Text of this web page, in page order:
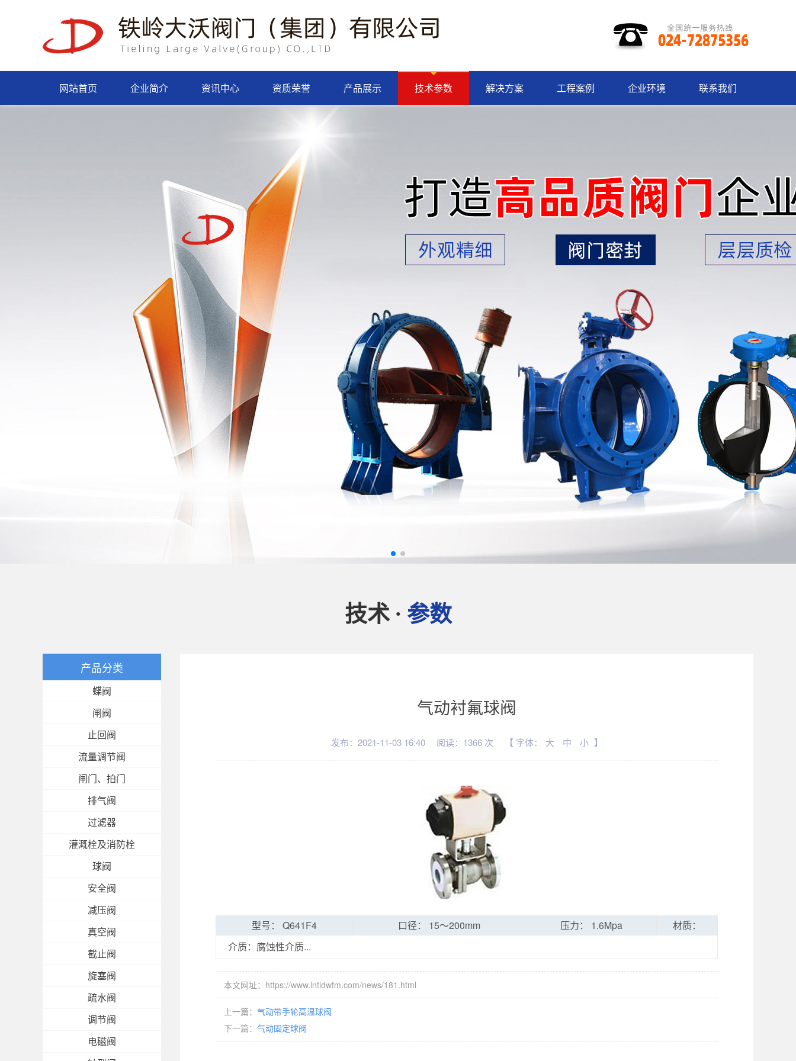
网站首页 企业简介 资讯中心 资质荣誉 产品展示 技术参数 解决方案 工程案例 企业环境 联系我们
技术 · 参数
产品分类
蝶阀
闸阀
止回阀
流量调节阀
闸门、拍门
排气阀
过滤器
灌溉栓及消防栓
球阀
安全阀
减压阀
真空阀
截止阀
旋塞阀
疏水阀
调节阀
电磁阀
气动衬氟球阀
发布：2021-11-03 16:40 阅读：1366 次 【 字体： 大 中 小 】
型号： Q641F4 口径： 15～200mm 压力： 1.6Mpa
材质：
介质：腐蚀性介质...
本文网址：https://www.lntldwfm.com/news/181.html
上一篇： 气动带手轮高温球阀
下一篇： 气动固定球阀